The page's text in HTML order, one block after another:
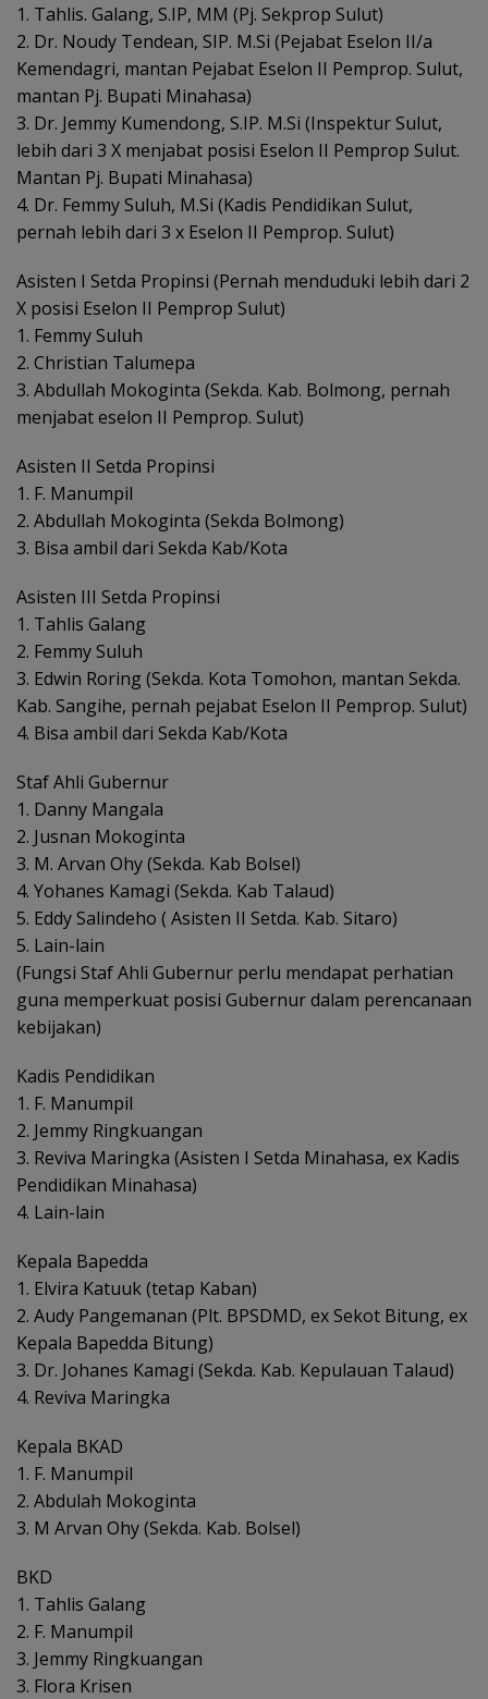
1. Tahlis. Galang, S.IP, MM (Pj. Sekprop Sulut)
2. Dr. Noudy Tendean, SIP. M.Si (Pejabat Eselon II/a
Kemendagri, mantan Pejabat Eselon II Pemprop. Sulut,
mantan Pj. Bupati Minahasa)
3. Dr. Jemmy Kumendong, S.IP. M.Si (Inspektur Sulut,
lebih dari 3 X menjabat posisi Eselon II Pemprop Sulut.
Mantan Pj. Bupati Minahasa)
4. Dr. Femmy Suluh, M.Si (Kadis Pendidikan Sulut,
pernah lebih dari 3 x Eselon II Pemprop. Sulut)
Asisten I Setda Propinsi (Pernah menduduki lebih dari 2
X posisi Eselon II Pemprop Sulut)
1. Femmy Suluh
2. Christian Talumepa
3. Abdullah Mokoginta (Sekda. Kab. Bolmong, pernah
menjabat eselon II Pemprop. Sulut)
Asisten II Setda Propinsi
1. F. Manumpil
2. Abdullah Mokoginta (Sekda Bolmong)
3. Bisa ambil dari Sekda Kab/Kota
Asisten III Setda Propinsi
1. Tahlis Galang
2. Femmy Suluh
3. Edwin Roring (Sekda. Kota Tomohon, mantan Sekda.
Kab. Sangihe, pernah pejabat Eselon II Pemprop. Sulut)
4. Bisa ambil dari Sekda Kab/Kota
Staf Ahli Gubernur
1. Danny Mangala
2. Jusnan Mokoginta
3. M. Arvan Ohy (Sekda. Kab Bolsel)
4. Yohanes Kamagi (Sekda. Kab Talaud)
5. Eddy Salindeho ( Asisten II Setda. Kab. Sitaro)
5. Lain-lain
(Fungsi Staf Ahli Gubernur perlu mendapat perhatian
guna memperkuat posisi Gubernur dalam perencanaan
kebijakan)
Kadis Pendidikan
1. F. Manumpil
2. Jemmy Ringkuangan
3. Reviva Maringka (Asisten I Setda Minahasa, ex Kadis
Pendidikan Minahasa)
4. Lain-lain
Kepala Bapedda
1. Elvira Katuuk (tetap Kaban)
2. Audy Pangemanan (Plt. BPSDMD, ex Sekot Bitung, ex
Kepala Bapedda Bitung)
3. Dr. Johanes Kamagi (Sekda. Kab. Kepulauan Talaud)
4. Reviva Maringka
Kepala BKAD
1. F. Manumpil
2. Abdulah Mokoginta
3. M Arvan Ohy (Sekda. Kab. Bolsel)
BKD
1. Tahlis Galang
2. F. Manumpil
3. Jemmy Ringkuangan
3. Flora Krisen